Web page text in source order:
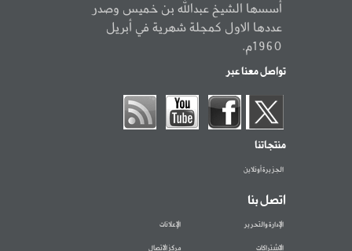
أسسها الشيخ عبدالله بن خميس وصدر
عددها الاول كمجلة شهرية في أبريل
1960م.
تواصل معنا عبر
منتجاتنا
الجزيرة أونلاين
اتصل بنا
الإدارة والتحرير الإعلانات
الاشتراكات مركز الاتصال